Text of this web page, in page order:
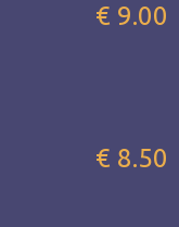
€ 9.00
€ 8.50